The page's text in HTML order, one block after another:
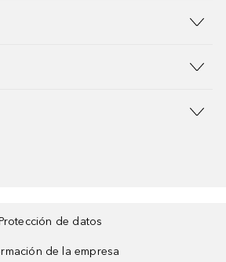
Protección de datos
de la empresa